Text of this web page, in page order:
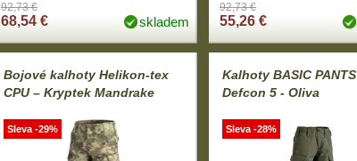
92,73 €
68,54 € skladem
92,73 €
55,26 €
Bojové kalhoty Helikon-tex
CPU – Kryptek Mandrake
Sleva -29%
Kalhoty BASIC PANTS
Defcon 5 - Oliva
Sleva -28%